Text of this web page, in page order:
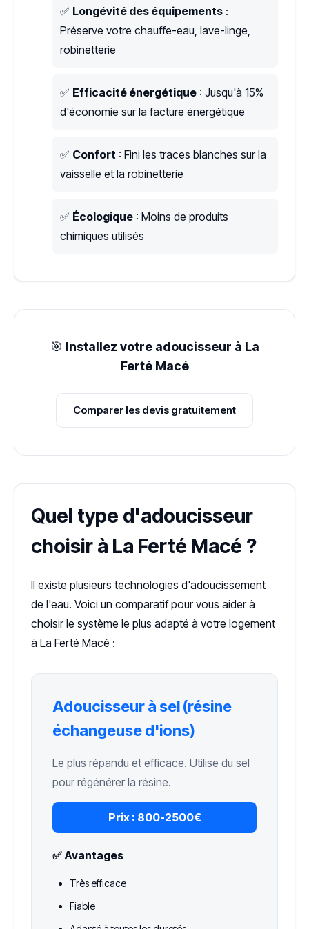
✅ Longévité des équipements :
Préserve votre chauffe-eau, lave-linge,
robinetterie
✅ Efficacité énergétique : Jusqu'à 15%
d'économie sur la facture énergétique
✅ Confort : Fini les traces blanches sur la
vaisselle et la robinetterie
✅ Écologique : Moins de produits
chimiques utilisés
🎯 Installez votre adoucisseur à La
Ferté Macé
Comparer les devis gratuitement
Quel type d'adoucisseur
choisir à La Ferté Macé ?
Il existe plusieurs technologies d'adoucissement
de l'eau. Voici un comparatif pour vous aider à
choisir le système le plus adapté à votre logement
à La Ferté Macé :
Adoucisseur à sel (résine
échangeuse d'ions)
Le plus répandu et efficace. Utilise du sel
pour régénérer la résine.
Prix : 800-2500€
✅ Avantages
Très efficace
Fiable